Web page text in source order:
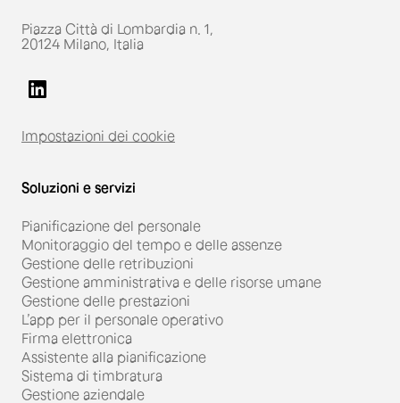
Piazza Città di Lombardia n. 1,
20124 Milano, Italia
Impostazioni dei cookie
Soluzioni e servizi
Pianificazione del personale
Monitoraggio del tempo e delle assenze
Gestione delle retribuzioni
Gestione amministrativa e delle risorse umane
Gestione delle prestazioni
L’app per il personale operativo
Firma elettronica
Assistente alla pianificazione
Sistema di timbratura
Gestione aziendale